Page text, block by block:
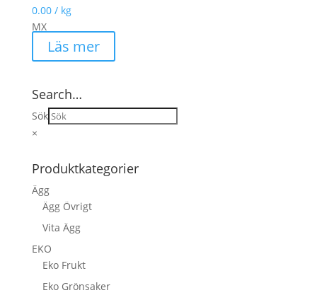
0.00/ kg
MX
Läs mer
Search…
Sök
×
Produktkategorier
Ägg
Ägg Övrigt
Vita Ägg
EKO
Eko Frukt
Eko Grönsaker